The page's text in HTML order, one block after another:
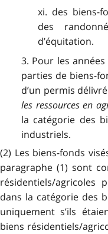
xi. des biens-
des
d’équitation.
3. Pour les
parties de biens-
d’un permis
les ressources en
la catégorie des
industriels.
(2) Les biens-fonds
paragraphe (1) sont
résidentiels/agricoles
dans la catégorie des
uniquement s’ils
biens résidentiels/